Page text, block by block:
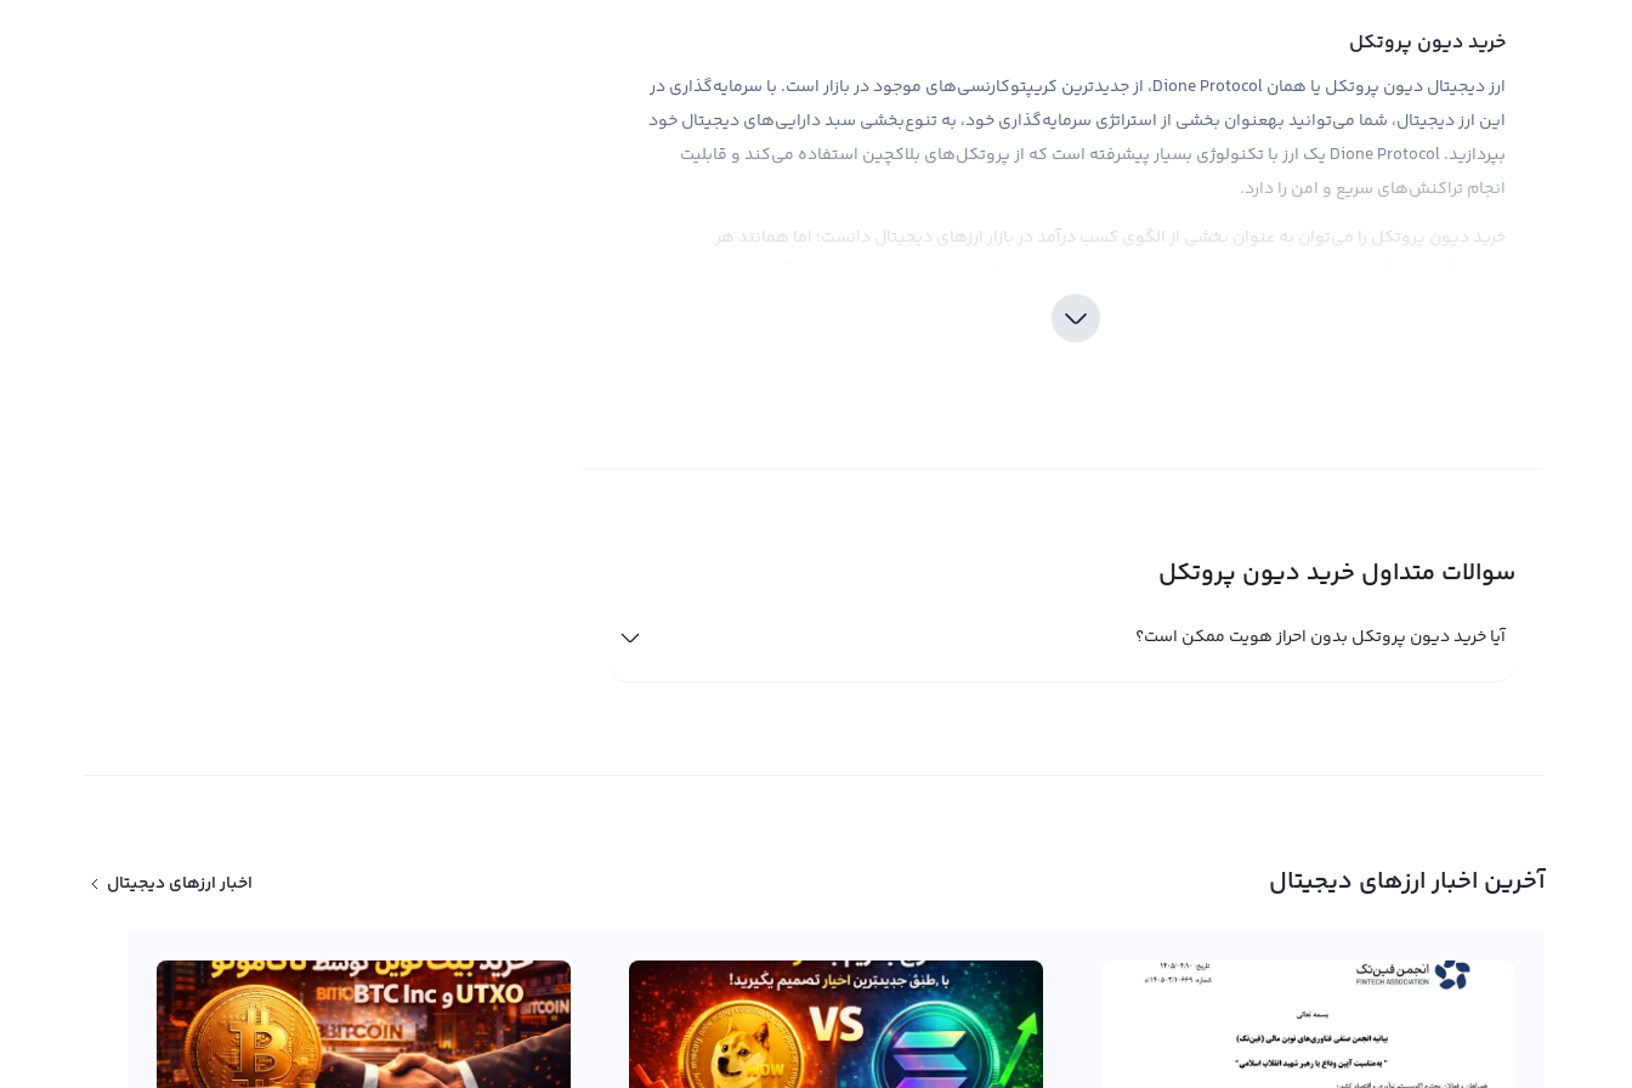
خرید دیون پروتکل
ارز دیجیتال دیون پروتکل یا همان Dione Protocol، از جدیدترین کریپتوکارنسی‌های موجود در بازار است. با سرمایه‌گذاری در
این ارز دیجیتال، شما می‌توانید بهعنوان بخشی از استراتژی سرمایه‌گذاری خود، به تنوع‌بخشی سبد دارایی‌های دیجیتال خود
بپردازید. Dione Protocol یک ارز با تکنولوژی بسیار پیشرفته است که از پروتکل‌های بلاکچین استفاده می‌کند و قابلیت
انجام تراکنش‌های سریع و امن را دارد.
خرید دیون پروتکل را می‌توان به عنوان بخشی از الگوی کسب درآمد در بازار ارزهای دیجیتال دانست؛ اما همانند هر
خرید و فروش DIONE، به شما امکان می‌دهد تا با اطمینان وارد بازار شوید. علاوه بر این، با استفاده از ابزارهای تحلیلی و
اطلاعات بازار رایگان ارائه شده توسط رابکس، می‌توانید تصمیم‌گیری‌های بهتری در خرید Dione Protocol داشته باشید.
اگر می‌خواهید در فروش DIONE و سایر ارزهای دیجیتال مشغول باشید، باید کیف پول خود را در رابکس حفظ کنید. در
سپس به فروش یا تبدیل آن به سایر ارزهای دیجیتال از طریق پلتفرم‌های تبدیل سریع یا معاملات حرفه‌ای بپردازید. رابکس از
DIONE است و این ارز توسط تیمی متشکل از تیم‌های متخصص و تحصیل کرده در زمینه بلاکچین و ارزهای دیجیتال تاسیس
در خرید و فروش دیون پروتکل نیز مانند سایر ارزهای دیجیتال نگرانی در مورد بهره برداری و حجم معاملات نباید داشته
باشید. دیون پروتکل یکی از تکنولوژی‌های پیشرفته در دنیای ارزهای دیجیتال است و از امکانات بسیاری مانند تعیین
هویت، استفاده از هوش مصنوعی و تکنولوژی بلاکچین برای امنیت اطلاعات استفاده می‌کند که به معامله‌گران اطمینان
بیشتری می‌دهد.
سوالات متداول خرید دیون پروتکل
آیا خرید دیون پروتکل بدون احراز هویت ممکن است؟
آخرین اخبار ارزهای دیجیتال اخبار ارزهای دیجیتال